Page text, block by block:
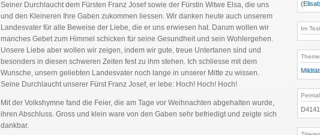
Seiner Durchlaucht dem Fürsten Franz Josef sowie der Fürstin Witwe Elsa, die uns
und den Kleineren Ihre Gaben zukommen liessen. Wir danken heute auch unserem
Landesvater für alle Beweise der Liebe, die er uns erwiesen hat. Darum wollen wir
manches Gebet zum Himmel schicken für seine Gesundheit und sein Wohlergehen.
Unsere Liebe aber wollen wir zeigen, indem wir gute, treue Untertanen sind und
besonders in diesen schweren Zeiten fest zu ihm stehen. Ich schliesse mit dem
Wunsche, unsern geliebten Landesvater noch lange in unserer Mitte zu wissen.
Seine Durchlaucht unserer Fürst Franz Josef, er lebe: Hoch! Hoch! Hoch!
Mit der Volkshymne fand die Feier, die am Tage vor Weihnachten abgehalten wurde,
ihren Abschluss. Gross und klein ware von den Gaben sehr befriedigt und zeigte sich
dankbar.
Im